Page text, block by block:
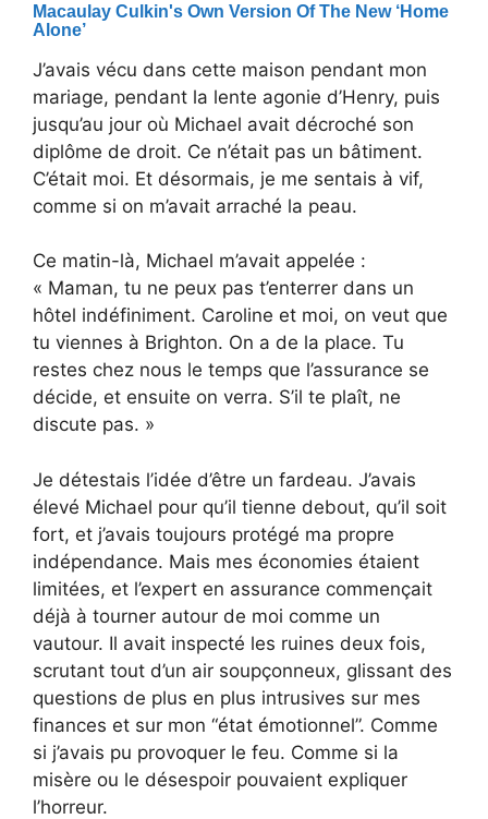
J’avais vécu dans cette maison pendant mon
mariage, pendant la lente agonie d’Henry, puis
jusqu’au jour où Michael avait décroché son
diplôme de droit. Ce n’était pas un bâtiment.
C’était moi. Et désormais, je me sentais à vif,
comme si on m’avait arraché la peau.
Ce matin-là, Michael m’avait appelée :
« Maman, tu ne peux pas t’enterrer dans un
hôtel indéfiniment. Caroline et moi, on veut que
tu viennes à Brighton. On a de la place. Tu
restes chez nous le temps que l’assurance se
décide, et ensuite on verra. S’il te plaît, ne
discute pas. »
Je détestais l’idée d’être un fardeau. J’avais
élevé Michael pour qu’il tienne debout, qu’il soit
fort, et j’avais toujours protégé ma propre
indépendance. Mais mes économies étaient
limitées, et l’expert en assurance commençait
déjà à tourner autour de moi comme un
vautour. Il avait inspecté les ruines deux fois,
scrutant tout d’un air soupçonneux, glissant des
questions de plus en plus intrusives sur mes
finances et sur mon “état émotionnel”. Comme
si j’avais pu provoquer le feu. Comme si la
misère ou le désespoir pouvaient expliquer
l’horreur.